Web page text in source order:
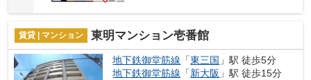
賃貸 | マンション 東明マンション壱番館
地下鉄御堂筋線 「東三国 」駅 徒歩5分
地下鉄御堂筋線 「新大阪 」駅 徒歩15分